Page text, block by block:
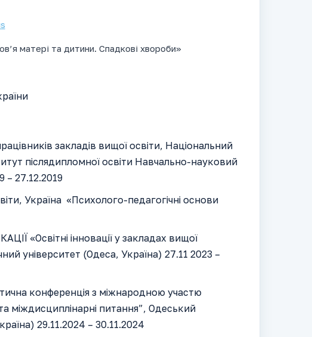
матері та дитини. Спадкові хвороби»
закладів вищої освіти, Національний
післядипломної освіти Навчально-науковий
– 27.12.2019
Україна «Психолого-педагогічні основи
«Освітні інновації у закладах вищої
університет (Одеса, Україна) 27.11 2023 –
конференція з міжнародною участю
міждисциплінарні питання”, Одеський
29.11.2024 – 30.11.2024